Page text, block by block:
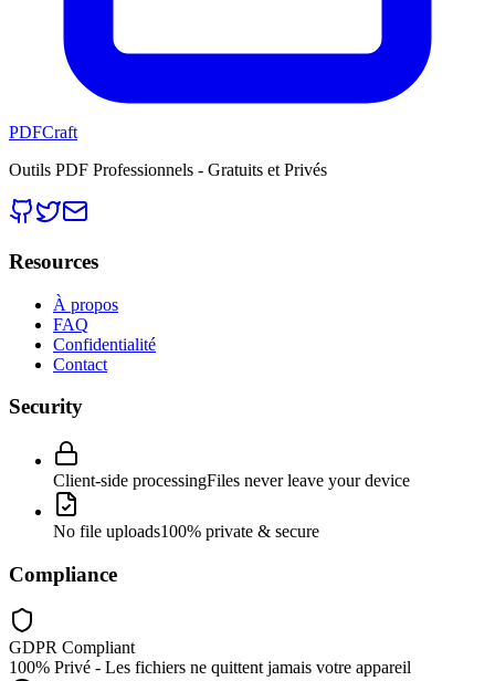
PDFCraft
Outils PDF Professionnels - Gratuits et Privés
Resources
À propos
FAQ
Confidentialité
Contact
Security
Client-side processingFiles never leave your device
No file uploads100% private & secure
Compliance
GDPR Compliant
100% Privé - Les fichiers ne quittent jamais votre appareil